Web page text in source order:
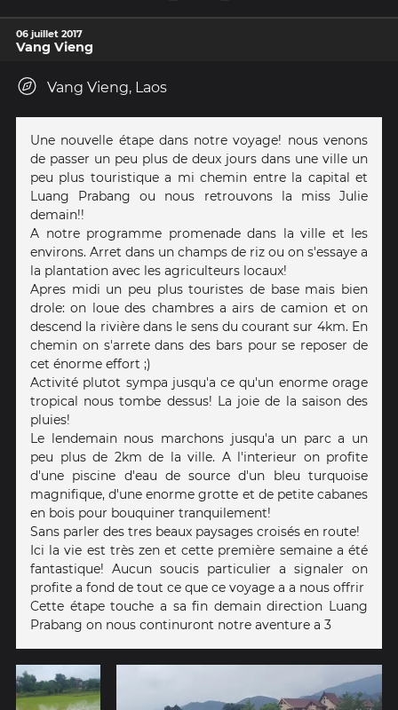
06 juillet 2017
Vang Vieng
Vang Vieng, Laos
Une nouvelle étape dans notre voyage! nous venons
de passer un peu plus de deux jours dans une ville un
peu plus touristique a mi chemin entre la capital et
Luang Prabang ou nous retrouvons la miss Julie
demain!!
A notre programme promenade dans la ville et les
environs. Arret dans un champs de riz ou on s'essaye a
la plantation avec les agriculteurs locaux!
Apres midi un peu plus touristes de base mais bien
drole: on loue des chambres a airs de camion et on
descend la rivière dans le sens du courant sur 4km. En
chemin on s'arrete dans des bars pour se reposer de
cet énorme effort ;)
Activité plutot sympa jusqu'a ce qu'un enorme orage
tropical nous tombe dessus! La joie de la saison des
pluies!
Le lendemain nous marchons jusqu'a un parc a un
peu plus de 2km de la ville. A l'interieur on profite
d'une piscine d'eau de source d'un bleu turquoise
magnifique, d'une enorme grotte et de petite cabanes
en bois pour bouquiner tranquilement!
Sans parler des tres beaux paysages croisés en route!
Ici la vie est très zen et cette première semaine a été
fantastique! Aucun soucis particulier a signaler on
profite a fond de tout ce que ce voyage a a nous offrir
Cette étape touche a sa fin demain direction Luang
Prabang on nous continuront notre aventure a 3